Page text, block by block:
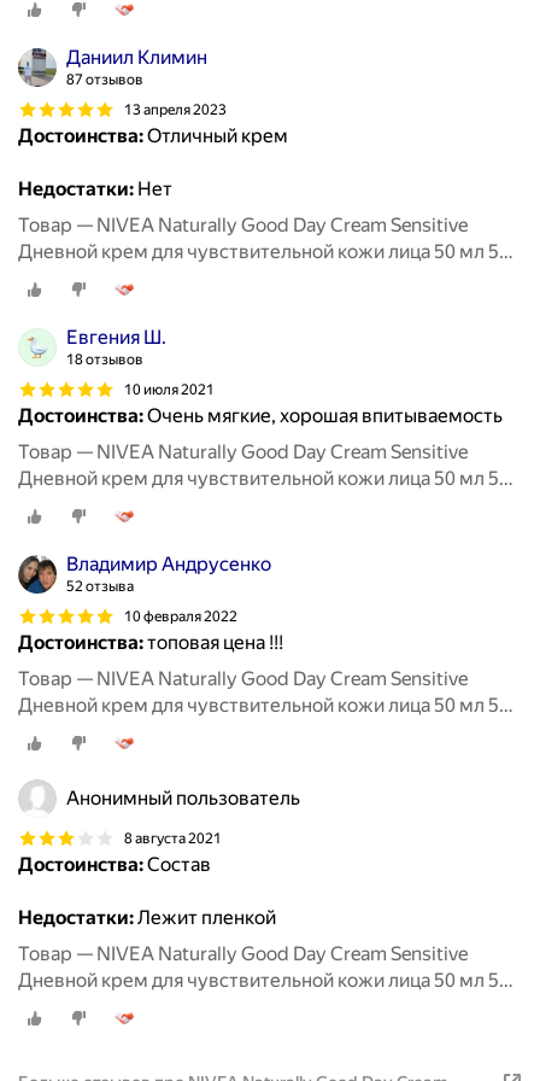
Даниил Климин
87 отзывов
13 апреля 2023
Достоинства:Отличный крем
Недостатки: Нет
Товар — NIVEA Naturally Good Day Cream Sensitive
Дневной крем для чувствительной кожи лица 50 мл 50 г
стеклянная банка
Евгения Ш.
18 отзывов
10 июля 2021
Достоинства:Очень мягкие, хорошая впитываемость
Товар — NIVEA Naturally Good Day Cream Sensitive
Дневной крем для чувствительной кожи лица 50 мл 50 г
стеклянная банка
Владимир Андрусенко
52 отзыва
10 февраля 2022
Достоинства:топовая цена !!!
Товар — NIVEA Naturally Good Day Cream Sensitive
Дневной крем для чувствительной кожи лица 50 мл 50 г
стеклянная банка
Анонимный пользователь
8 августа 2021
Достоинства:Состав
Недостатки:Лежит пленкой
Товар — NIVEA Naturally Good Day Cream Sensitive
Дневной крем для чувствительной кожи лица 50 мл 50 г
стеклянная банка